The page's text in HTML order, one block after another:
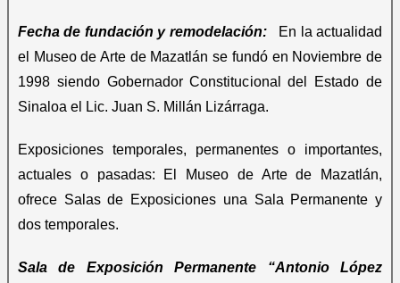
Fecha de fundación y remodelación:
En la actualidad
el Museo de Arte de Mazatlán se fundó en Noviembre de
1998 siendo Gobernador Constitucional del Estado de
Sinaloa el Lic. Juan S. Millán Lizárraga.
Exposiciones temporales, permanentes o importantes,
actuales o pasadas: El Museo de Arte de Mazatlán,
ofrece Salas de Exposiciones una Sala Permanente y
dos temporales.
Sala de Exposición Permanente “Antonio López